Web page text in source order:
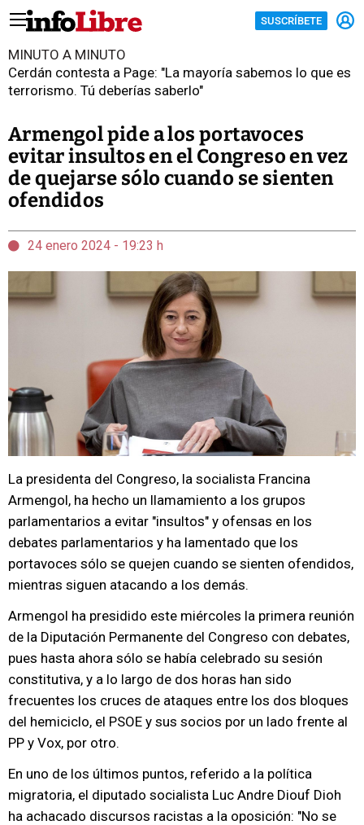
SUSCRÍBETE
MINUTO A MINUTO
Cerdán contesta a Page: "La mayoría sabemos lo que es
terrorismo. Tú deberías saberlo"
Armengol pide a los portavoces
evitar insultos en el Congreso en vez
de quejarse sólo cuando se sienten
ofendidos
24 enero 2024 - 19:23 h
La presidenta del Congreso, la socialista Francina
Armengol, ha hecho un llamamiento a los grupos
parlamentarios a evitar "insultos" y ofensas en los
debates parlamentarios y ha lamentado que los
portavoces sólo se quejen cuando se sienten ofendidos,
mientras siguen atacando a los demás.
Armengol ha presidido este miércoles la primera reunión
de la Diputación Permanente del Congreso con debates,
pues hasta ahora sólo se había celebrado su sesión
constitutiva, y a lo largo de dos horas han sido
frecuentes los cruces de ataques entre los dos bloques
del hemiciclo, el PSOE y sus socios por un lado frente al
PP y Vox, por otro.
En uno de los últimos puntos, referido a la política
migratoria, el diputado socialista Luc Andre Diouf Dioh
ha achacado discursos racistas a la oposición: "No se